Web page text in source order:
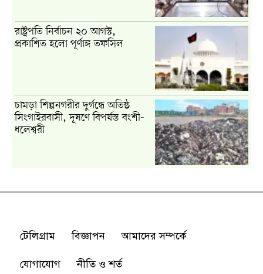
টেলিগ্রাম বিজ্ঞাপন আমাদের সম্পর্কে
যোগাযোগ নীতি ও শর্ত